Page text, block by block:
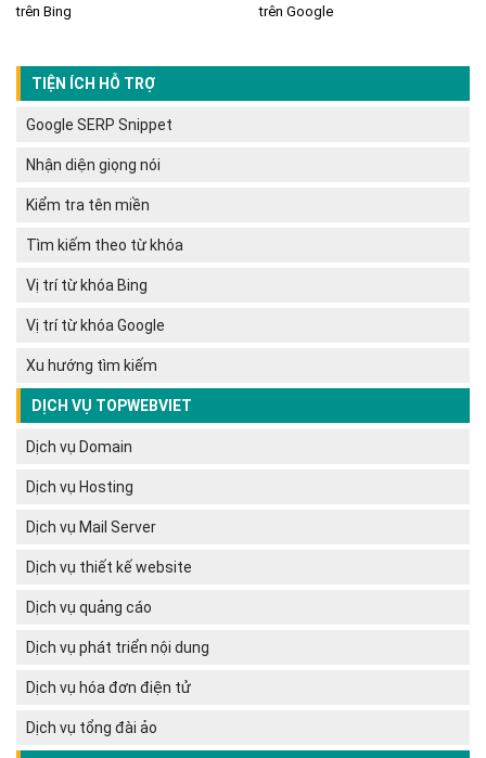
trên Bing
trên Google
TIỆN ÍCH HỖ TRỢ
Google SERP Snippet
Nhận diện giọng nói
Kiểm tra tên miền
Tìm kiếm theo từ khóa
Vị trí từ khóa Bing
Vị trí từ khóa Google
Xu hướng tìm kiếm
DỊCH VỤ TOPWEBVIET
Dịch vụ Domain
Dịch vụ Hosting
Dịch vụ Mail Server
Dịch vụ thiết kế website
Dịch vụ quảng cáo
Dịch vụ phát triển nội dung
Dịch vụ hóa đơn điện tử
Dịch vụ tổng đài ảo